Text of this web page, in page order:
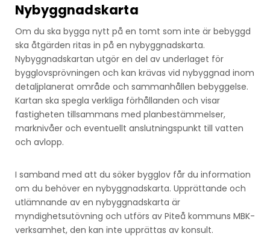
Nybyggnadskarta
Om du ska bygga nytt på en tomt som inte är bebyggd
ska åtgärden ritas in på en nybyggnadskarta.
Nybyggnadskartan utgör en del av underlaget för
bygglovsprövningen och kan krävas vid nybyggnad inom
detaljplanerat område och sammanhållen bebyggelse.
Kartan ska spegla verkliga förhållanden och visar
fastigheten tillsammans med planbestämmelser,
marknivåer och eventuellt anslutningspunkt till vatten
och avlopp.
I samband med att du söker bygglov får du information
om du behöver en nybyggnadskarta. Upprättande och
utlämnande av en nybyggnadskarta är
myndighetsutövning och utförs av Piteå kommuns MBK-
verksamhet, den kan inte upprättas av konsult.